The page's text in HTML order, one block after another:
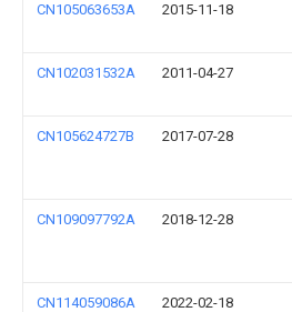
CN105063653A 2015-11-18
CN102031532A 2011-04-27
CN105624727B 2017-07-28
CN109097792A 2018-12-28
CN114059086A 2022-02-18